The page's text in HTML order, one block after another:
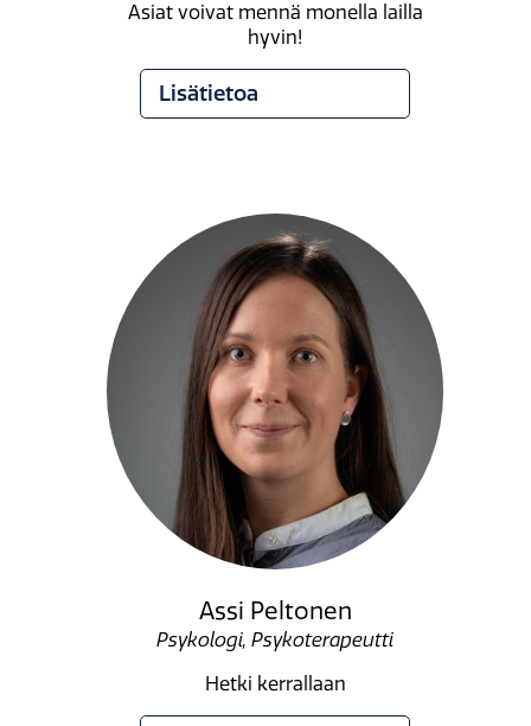
Asiat voivat mennä monella lailla
hyvin!
Lisätietoa
Assi Peltonen
Psykologi, Psykoterapeutti
Hetki kerrallaan